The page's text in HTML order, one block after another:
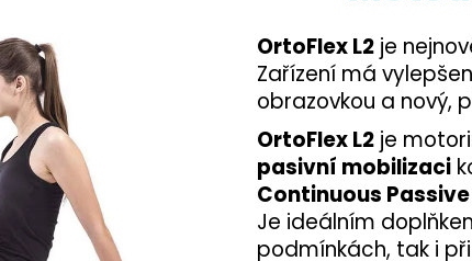
z
5
hvězdiček.
OrtoFlex L2 je
Zařízení má
obrazovkou a nový,
OrtoFlex L2 je
pasivní mobilizaci
Continuous
Je ideálním
podmínkách, tak i